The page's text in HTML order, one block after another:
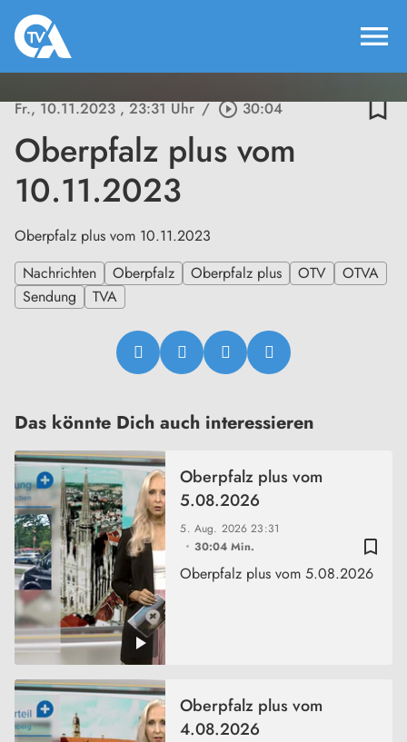
menu
Fr., 10.11.2023, 23:31 Uhr / play_circle_outline30:04 bookmark_border
Oberpfalz plus vom
10.11.2023
Oberpfalz plus vom 10.11.2023
Nachrichten
Oberpfalz Oberpfalz plus OTV
OTVA
Sendung
TVA
Das könnte Dich auch interessieren
bookmark_border
5. Aug. 202623:31
30:04 Min.
Oberpfalz plus vom
5.08.2026
Oberpfalz plus vom 5.08.2026
Oberpfalz plus vom
4.08.2026